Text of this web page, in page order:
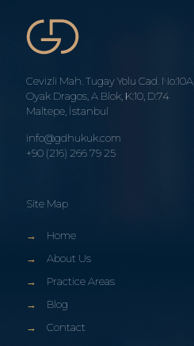
Cevizli Mah. Tugay Yolu Cad. No:10A,
Oyak Dragos, A Blok, K:10, D:74
Maltepe, İstanbul
info@gdhukuk.com
+90 (216) 266 79 25
Site Map
→
Home
→
About Us
→
Practice Areas
→
Blog
→
Contact